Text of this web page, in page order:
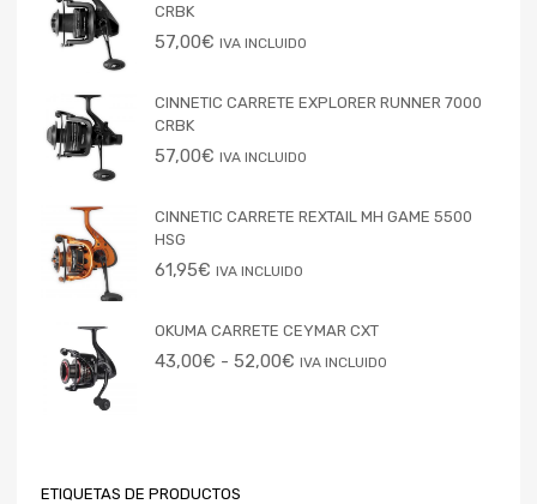
CRBK
57,00€ IVA INCLUIDO
CINNETIC CARRETE EXPLORER RUNNER 7000
CRBK
57,00€ IVA INCLUIDO
CINNETIC CARRETE REXTAIL MH GAME 5500
HSG
61,95€ IVA INCLUIDO
OKUMA CARRETE CEYMAR CXT
43,00€ - 52,00€ IVA INCLUIDO
ETIQUETAS DE PRODUCTOS